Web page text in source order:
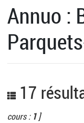
Annuo :
17
cours : 1]